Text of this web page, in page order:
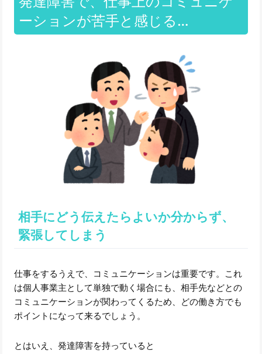
ーションが苦手と感じる…
相手にどう伝えたらよいか分からず、
緊張してしまう
仕事をするうえで、コミュニケーションは重要です。これ
は個人事業主として単独で動く場合にも、相手先などとの
コミュニケーションが関わってくるため、どの働き方でも
ポイントになって来るでしょう。
とはいえ、発達障害を持っていると